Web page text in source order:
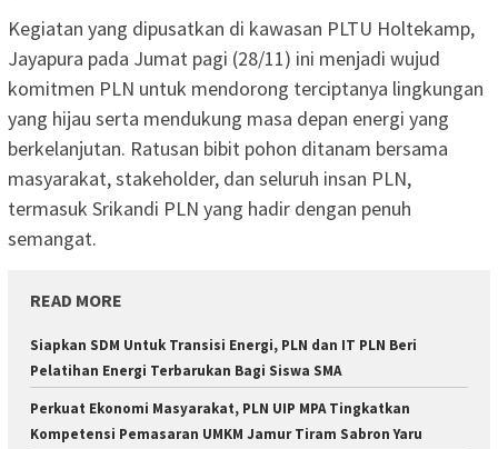
Kegiatan yang dipusatkan di kawasan PLTU Holtekamp,
Jayapura pada Jumat pagi (28/11) ini menjadi wujud
komitmen PLN untuk mendorong terciptanya lingkungan
yang hijau serta mendukung masa depan energi yang
berkelanjutan. Ratusan bibit pohon ditanam bersama
masyarakat, stakeholder, dan seluruh insan PLN,
termasuk Srikandi PLN yang hadir dengan penuh
semangat.
READ MORE
Siapkan SDM Untuk Transisi Energi, PLN dan IT PLN Beri
Pelatihan Energi Terbarukan Bagi Siswa SMA
Perkuat Ekonomi Masyarakat, PLN UIP MPA Tingkatkan
Kompetensi Pemasaran UMKM Jamur Tiram Sabron Yaru